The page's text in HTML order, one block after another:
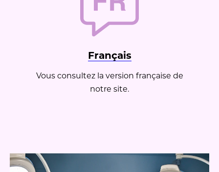
Français
Vous consultez la version française de
notre site.